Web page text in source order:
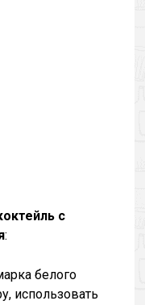
с
:
белого
использовать